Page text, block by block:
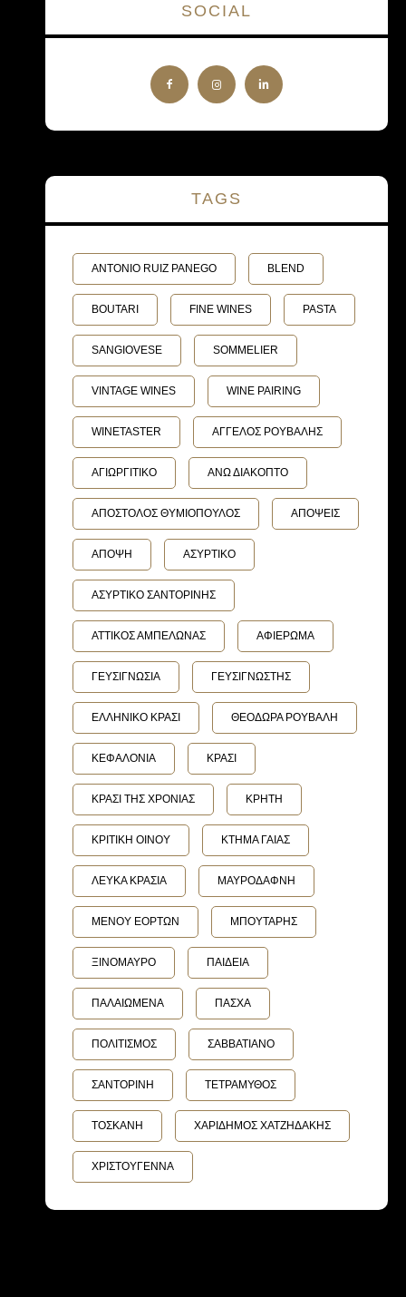
SOCIAL
TAGS
ANTONIO RUIZ PANEGO BLEND
BOUTARI FINE WINES PASTA
SANGIOVESE SOMMELIER
VINTAGE WINES WINE PAIRING
WINETASTER ΑΓΓΕΛΟΣ ΡΟΥΒΑΛΗΣ
ΑΓΙΩΡΓΙΤΙΚΟ ΑΝΩ ΔΙΑΚΟΠΤΟ
ΑΠΟΣΤΟΛΟΣ ΘΥΜΙΟΠΟΥΛΟΣ ΑΠΟΨΕΙΣ
ΑΠΟΨΗ ΑΣΥΡΤΙΚΟ
ΑΣΥΡΤΙΚΟ ΣΑΝΤΟΡΙΝΗΣ
ΑΤΤΙΚΟΣ ΑΜΠΕΛΩΝΑΣ ΑΦΙΕΡΩΜΑ
ΓΕΥΣΙΓΝΩΣΙΑ ΓΕΥΣΙΓΝΩΣΤΗΣ
ΕΛΛΗΝΙΚΟ ΚΡΑΣΙ ΘΕΟΔΩΡΑ ΡΟΥΒΑΛΗ
ΚΕΦΑΛΟΝΙΑ ΚΡΑΣΙ
ΚΡΑΣΙ ΤΗΣ ΧΡΟΝΙΑΣ ΚΡΗΤΗ
ΚΡΙΤΙΚΗ ΟΙΝΟΥ ΚΤΗΜΑ ΓΑΙΑΣ
ΛΕΥΚΑ ΚΡΑΣΙΑ ΜΑΥΡΟΔΑΦΝΗ
ΜΕΝΟΥ ΕΟΡΤΩΝ ΜΠΟΥΤΑΡΗΣ
ΞΙΝΟΜΑΥΡΟ ΠΑΙΔΕΙΑ
ΠΑΛΑΙΩΜΕΝΑ ΠΑΣΧΑ
ΠΟΛΙΤΙΣΜΟΣ ΣΑΒΒΑΤΙΑΝΟ
ΣΑΝΤΟΡΙΝΗ ΤΕΤΡΑΜΥΘΟΣ
ΤΟΣΚΑΝΗ ΧΑΡΙΔΗΜΟΣ ΧΑΤΖΗΔΑΚΗΣ
ΧΡΙΣΤΟΥΓΕΝΝΑ